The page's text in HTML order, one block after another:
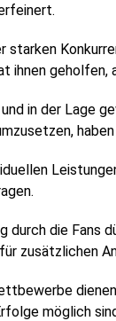
geholfen,
in der Lage
die Fans
zusätzlichen
möglich